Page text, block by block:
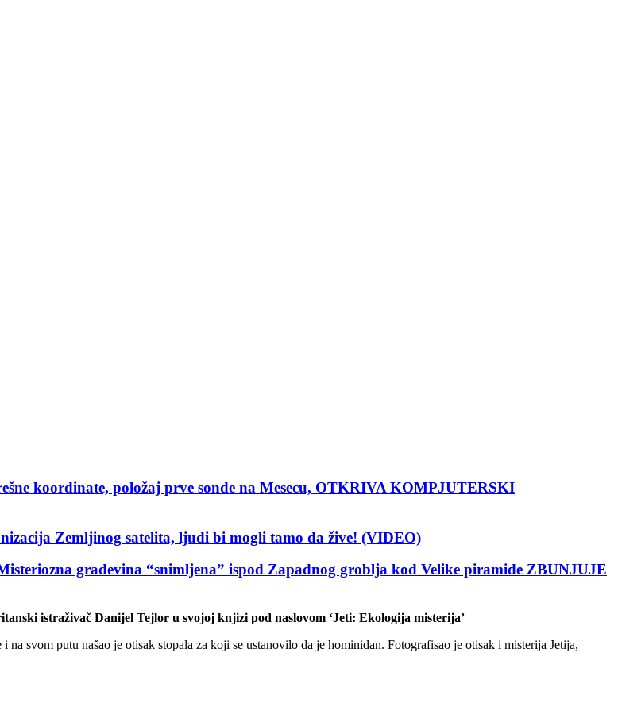
koordinate, položaj prve sonde na Mesecu, OTKRIVA KOMPJUTERSKI
Zemljinog satelita, ljudi bi mogli tamo da žive! (VIDEO)
građevina “snimljena” ispod Zapadnog groblja kod Velike piramide ZBUNJUJE
istraživač Danijel Tejlor u svojoj knjizi pod naslovom ‘Jeti: Ekologija misterija’
svom putu našao je otisak stopala za koji se ustanovilo da je hominidan. Fotografisao je otisak i misterija Jetija,